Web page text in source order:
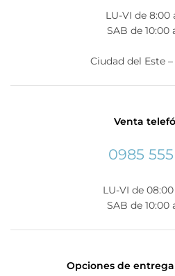
LU-VI de 8:00
SAB de 10:00
Ciudad del Este
Venta
0985
LU-VI de 08:00
SAB de 10:00
Opciones de